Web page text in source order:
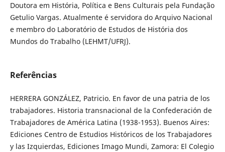
Doutora em História, Política e Bens Culturais pela Fundação
Getulio Vargas. Atualmente é servidora do Arquivo Nacional
e membro do Laboratório de Estudos de História dos
Mundos do Trabalho (LEHMT/UFRJ).
Referências
HERRERA GONZÁLEZ, Patricio. En favor de una patria de los
trabajadores. Historia transnacional de la Confederación de
Trabajadores de América Latina (1938-1953). Buenos Aires:
Ediciones Centro de Estudios Históricos de los Trabajadores
y las Izquierdas, Ediciones Imago Mundi, Zamora: El Colegio